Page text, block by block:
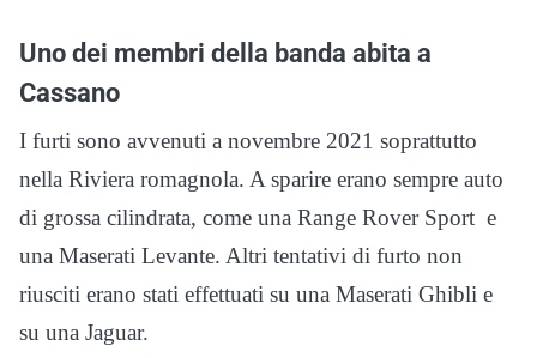
Uno dei membri della banda abita a
Cassano
I furti sono avvenuti a novembre 2021 soprattutto
nella Riviera romagnola. A sparire erano sempre auto
di grossa cilindrata, come una Range Rover Sport e
una Maserati Levante. Altri tentativi di furto non
riusciti erano stati effettuati su una Maserati Ghibli e
su una Jaguar.